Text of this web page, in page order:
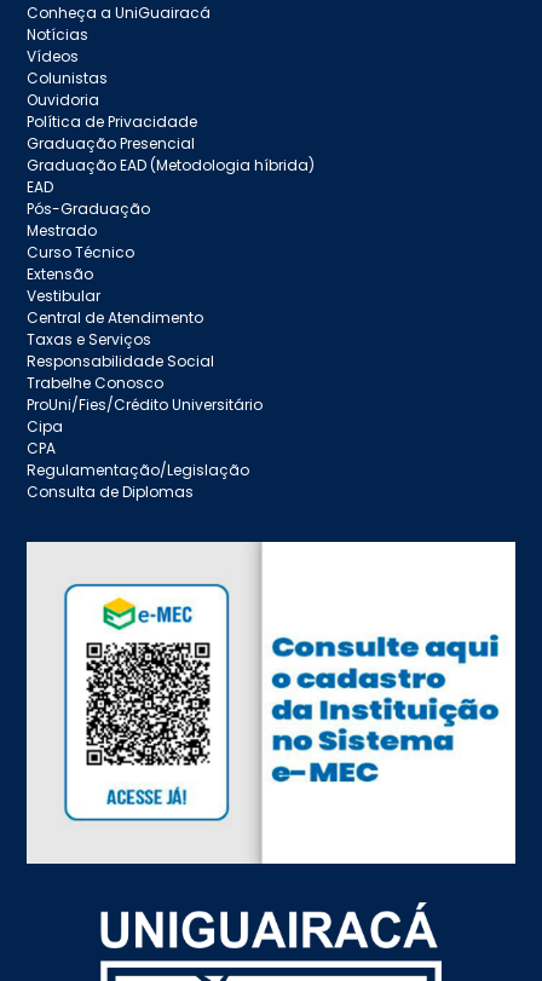
Conheça a UniGuairacá
Notícias
Vídeos
Colunistas
Ouvidoria
Política de Privacidade
Graduação Presencial
Graduação EAD (Metodologia híbrida)
EAD
Pós-Graduação
Mestrado
Curso Técnico
Extensão
Vestibular
Central de Atendimento
Taxas e Serviços
Responsabilidade Social
Trabelhe Conosco
ProUni/Fies/Crédito Universitário
Cipa
CPA
Regulamentação/Legislação
Consulta de Diplomas